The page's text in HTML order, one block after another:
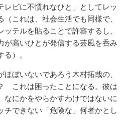
レビに不慣れなひと」としてレッ
これは、社会生活でも同様で、
テルを貼ることで許容するし、
が高いひとが発信する芸風を呑み
）。
ぼいないであろう木村拓哉の、
これは困ったことになる。彼は
なにかをやらかすわけではないに
チできない「危険な」何者かとし